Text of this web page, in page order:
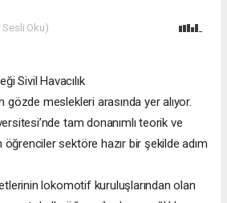
Sesli Oku)
Sivil Havacılık
gözde meslekleri arasında yer alıyor.
tam donanımlı teorik ve
sektöre hazır bir şekilde adım
lokomotif kuruluşlarından olan